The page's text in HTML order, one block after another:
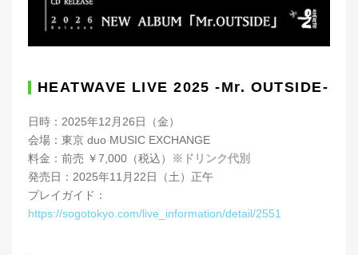
HEATWAVE LIVE 2025 -Mr. OUTSIDE-
日時：2025年12月26日（金）
会場：東京 duo MUSIC EXCHANGE
料金：前売 ￥7,000（税込）
※ドリンク代別
発売日：2025年11月22日（土）正午
プレイガイド：
https://sogotokyo.com/live_information/detail/2551